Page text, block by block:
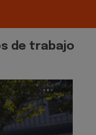
de trabajo